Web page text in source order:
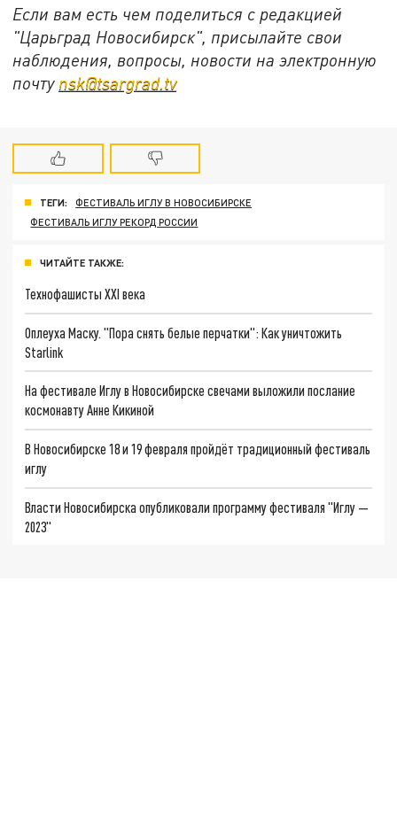
Если вам есть чем поделиться с редакцией
"Царьград Новосибирск", присылайте свои
наблюдения, вопросы, новости на электронную
почту nsk@tsargrad.tv
ТЕГИ:
ФЕСТИВАЛЬ ИГЛУ В НОВОСИБИРСКЕ
ФЕСТИВАЛЬ ИГЛУ РЕКОРД РОССИИ
ЧИТАЙТЕ ТАКЖЕ:
Технофашисты XXI века
Оплеуха Маску. "Пора снять белые перчатки": Как уничтожить
Starlink
На фестивале Иглу в Новосибирске свечами выложили послание
космонавту Анне Кикиной
В Новосибирске 18 и 19 февраля пройдёт традиционный фестиваль
иглу
Власти Новосибирска опубликовали программу фестиваля "Иглу —
2023"